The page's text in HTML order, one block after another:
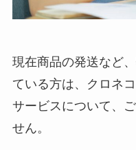
現在商品の発送など
ている方は、クロネ
サービスについて、
せん。